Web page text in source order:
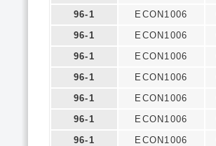
96-1
ECON1006
96-1
ECON1006
96-1
ECON1006
96-1
ECON1006
96-1
ECON1006
96-1
ECON1006
96-1
ECON1006